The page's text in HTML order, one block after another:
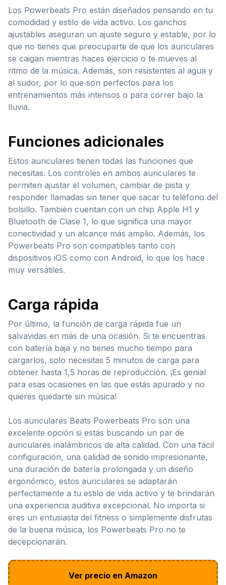
Los Powerbeats Pro están diseñados pensando en tu
comodidad y estilo de vida activo. Los ganchos
ajustables aseguran un ajuste seguro y estable, por lo
que no tienes que preocuparte de que los auriculares
se caigan mientras haces ejercicio o te mueves al
ritmo de la música. Además, son resistentes al agua y
al sudor, por lo que son perfectos para los
entrenamientos más intensos o para correr bajo la
lluvia.
Funciones adicionales
Estos auriculares tienen todas las funciones que
necesitas. Los controles en ambos auriculares te
permiten ajustar el volumen, cambiar de pista y
responder llamadas sin tener que sacar tu teléfono del
bolsillo. También cuentan con un chip Apple H1 y
Bluetooth de Clase 1, lo que significa una mayor
conectividad y un alcance más amplio. Además, los
Powerbeats Pro son compatibles tanto con
dispositivos iOS como con Android, lo que los hace
muy versátiles.
Carga rápida
Por último, la función de carga rápida fue un
salvavidas en más de una ocasión. Si te encuentras
con batería baja y no tienes mucho tiempo para
cargarlos, solo necesitas 5 minutos de carga para
obtener hasta 1,5 horas de reproducción. ¡Es genial
para esas ocasiones en las que estás apurado y no
quieres quedarte sin música!
Los auriculares Beats Powerbeats Pro son una
excelente opción si estás buscando un par de
auriculares inalámbricos de alta calidad. Con una fácil
configuración, una calidad de sonido impresionante,
una duración de batería prolongada y un diseño
ergonómico, estos auriculares se adaptarán
perfectamente a tu estilo de vida activo y te brindarán
una experiencia auditiva excepcional. No importa si
eres un entusiasta del fitness o simplemente disfrutas
de la buena música, los Powerbeats Pro no te
decepcionarán.
Ver precio en Amazon